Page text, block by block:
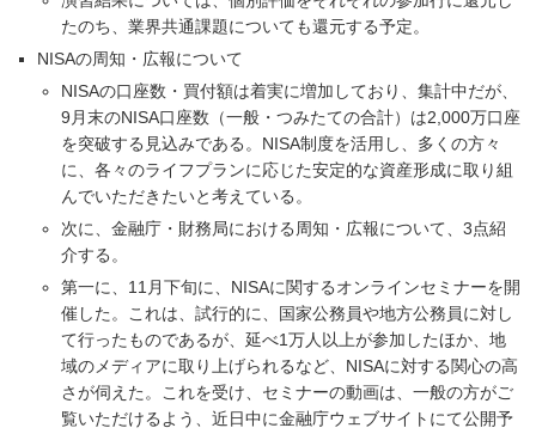
たのち、業界共通課題についても還元する予定。
NISAの周知・広報について
NISAの口座数・買付額は着実に増加しており、集計中だが、
9月末のNISA口座数（一般・つみたての合計）は2,000万口座
を突破する見込みである。NISA制度を活用し、多くの方々
に、各々のライフプランに応じた安定的な資産形成に取り組
んでいただきたいと考えている。
次に、金融庁・財務局における周知・広報について、3点紹
介する。
第一に、11月下旬に、NISAに関するオンラインセミナーを開
催した。これは、試行的に、国家公務員や地方公務員に対し
て行ったものであるが、延べ1万人以上が参加したほか、地
域のメディアに取り上げられるなど、NISAに対する関心の高
さが伺えた。これを受け、セミナーの動画は、一般の方がご
覧いただけるよう、近日中に金融庁ウェブサイトにて公開予